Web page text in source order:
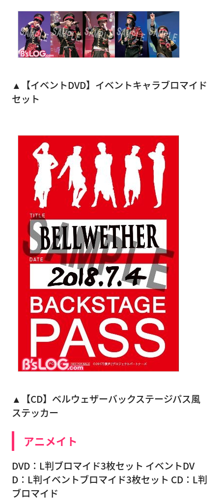
▲【イベントDVD】イベントキャラブロマイド
セット
▲【CD】ベルウェザーバックステージパス風
ステッカー
アニメイト
DVD：L判ブロマイド3枚セット イベントDV
D：L判イベントブロマイド3枚セット CD：L判
ブロマイド